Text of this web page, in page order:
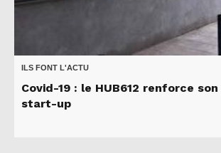
ILS FONT L'ACTU
Covid-19 : le HUB612 renforce
start-up